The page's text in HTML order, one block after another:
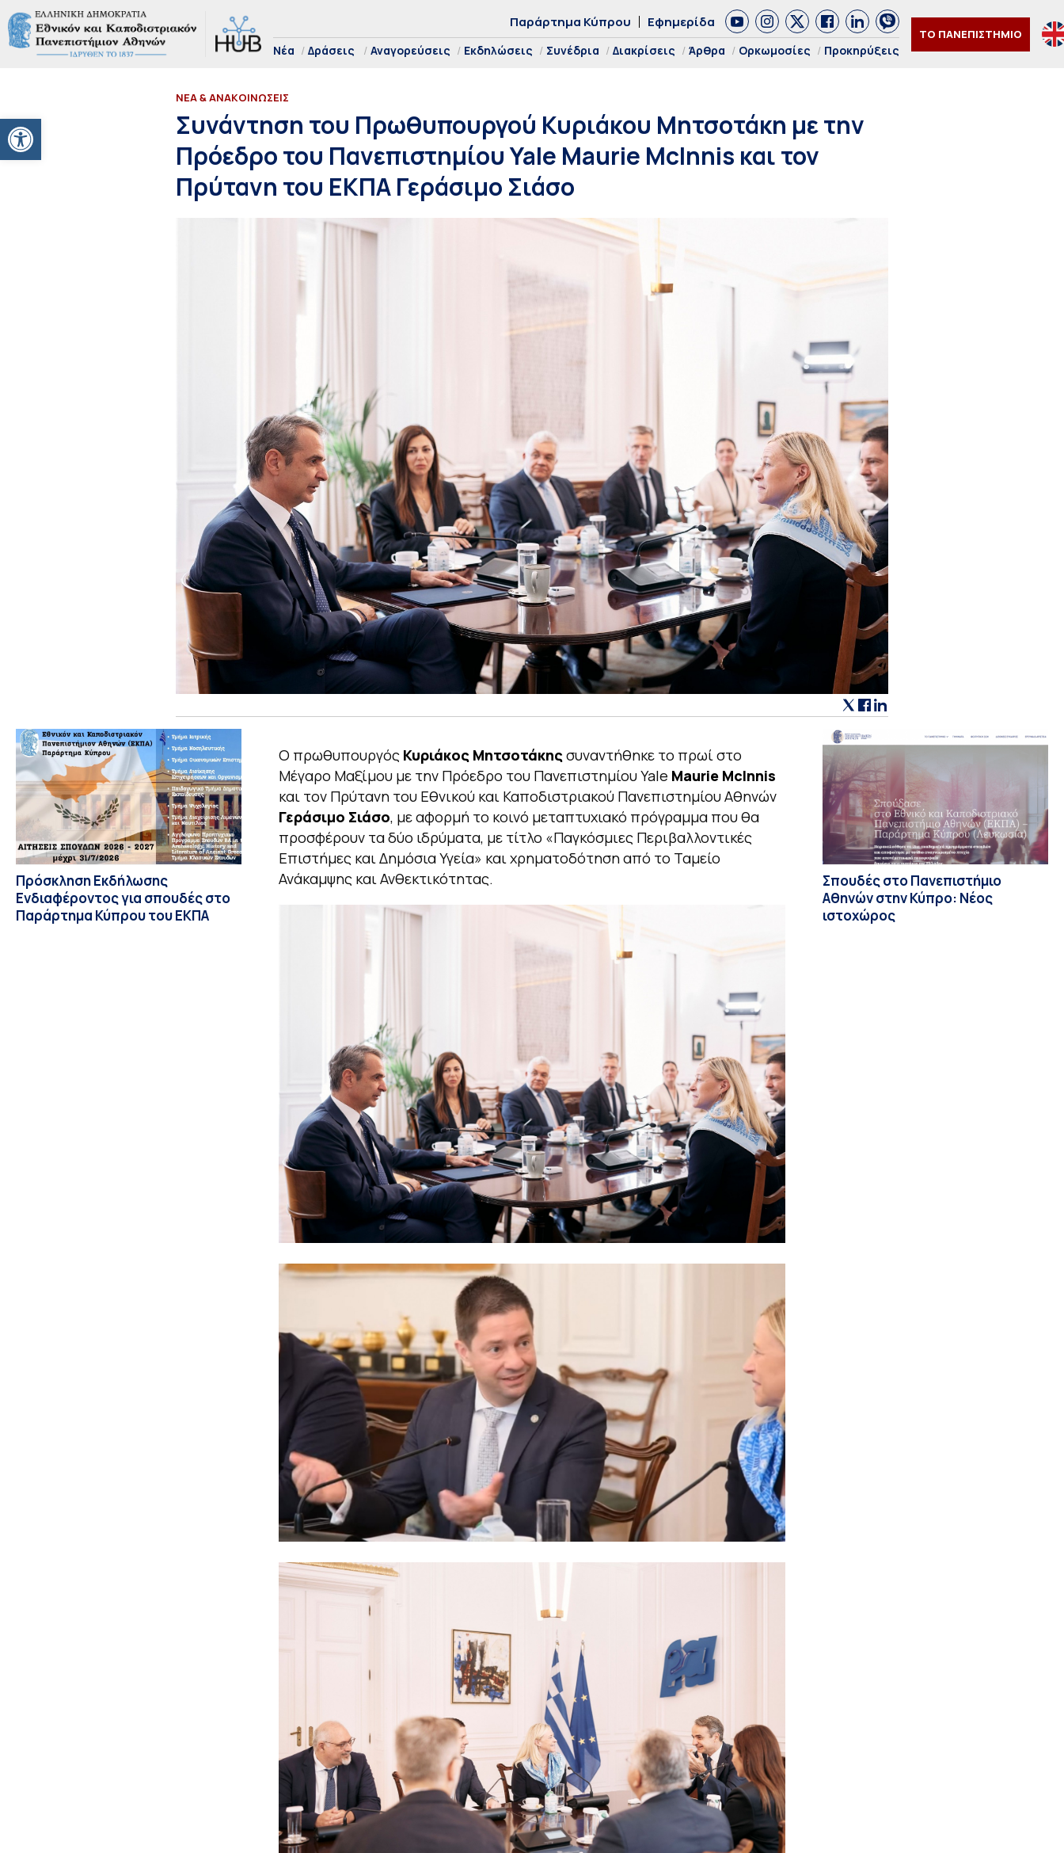
Ανοίξτε τη γραμμή εργαλείων
Παράρτημα Κύπρου Εφημερίδα
Νέα Δράσεις Αναγορεύσεις Εκδηλώσεις Συνέδρια Διακρίσεις Άρθρα Ορκωμοσίες Προκηρύξεις
ΤΟ ΠΑΝΕΠΙΣΤΗΜΙΟ
ΝΕΑ & ΑΝΑΚΟΙΝΩΣΕΙΣ
Συνάντηση του Πρωθυπουργού Κυριάκου Μητσοτάκη με την
Πρόεδρο του Πανεπιστημίου Yale Maurie McInnis και τον
Πρύτανη του ΕΚΠΑ Γεράσιμο Σιάσο
Πρόσκληση Εκδήλωσης
Ενδιαφέροντος για σπουδές στο
Παράρτημα Κύπρου του ΕΚΠΑ
Ο πρωθυπουργός Κυριάκος Μητσοτάκης συναντήθηκε το πρωί στο
Μέγαρο Μαξίμου με την Πρόεδρο του Πανεπιστημίου Yale Maurie McInnis
και τον Πρύτανη του Εθνικού και Καποδιστριακού Πανεπιστημίου Αθηνών
Γεράσιμο Σιάσο, με αφορμή το κοινό μεταπτυχιακό πρόγραμμα που θα
προσφέρουν τα δύο ιδρύματα, με τίτλο «Παγκόσμιες Περιβαλλοντικές
Επιστήμες και Δημόσια Υγεία» και χρηματοδότηση από το Ταμείο
Ανάκαμψης και Ανθεκτικότητας.
Σπουδές στο Πανεπιστήμιο
Αθηνών στην Κύπρο: Νέος
ιστοχώρος